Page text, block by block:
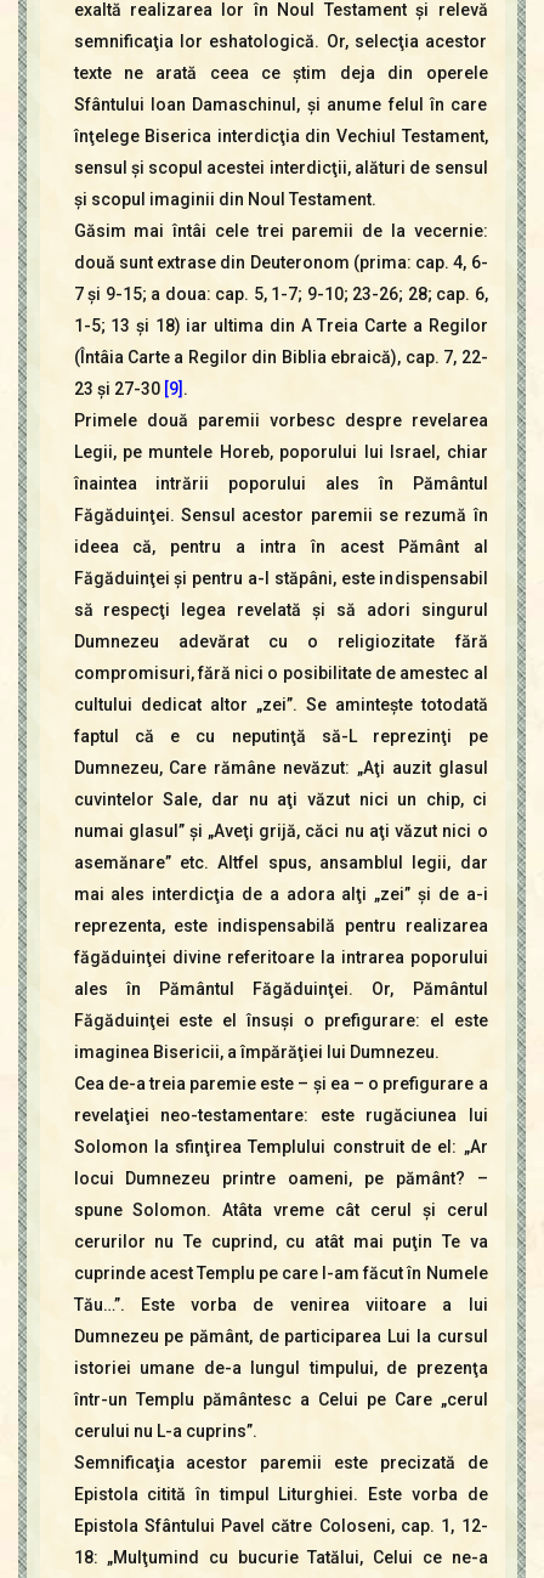
exaltă realizarea lor în Noul Testament şi relevă
semnificaţia lor eshatologică. Or, selecţia acestor
texte ne arată ceea ce ştim deja din operele
Sfântului Ioan Damaschinul, şi anume felul în care
înţelege Biserica interdicţia din Vechiul Testament,
sensul şi scopul acestei interdicţii, alături de sensul
şi scopul imaginii din Noul Testament.
Găsim mai întâi cele trei paremii de la vecernie:
două sunt extrase din Deuteronom (prima: cap. 4, 6-
7 şi 9-15; a doua: cap. 5, 1-7; 9-10; 23-26; 28; cap. 6,
1-5; 13 şi 18) iar ultima din A Treia Carte a Regilor
(Întâia Carte a Regilor din Biblia ebraică), cap. 7, 22-
23 şi 27-30 [9] .
Primele două paremii vorbesc despre revelarea
Legii, pe muntele Horeb, poporului lui Israel, chiar
înaintea intrării poporului ales în Pământul
Făgăduinţei. Sensul acestor paremii se rezumă în
ideea că, pentru a intra în acest Pământ al
Făgăduinţei şi pentru a-l stăpâni, este indispensabil
să respecţi legea revelată şi să adori singurul
Dumnezeu adevărat cu o religiozitate fără
compromisuri, fără nici o posibilitate de amestec al
cultului dedicat altor „zei”. Se aminteşte totodată
faptul că e cu neputinţă să-L reprezinţi pe
Dumnezeu, Care rămâne nevăzut: „Aţi auzit glasul
cuvintelor Sale, dar nu aţi văzut nici un chip, ci
numai glasul” şi „Aveţi grijă, căci nu aţi văzut nici o
asemănare” etc. Altfel spus, ansamblul legii, dar
mai ales interdicţia de a adora alţi „zei” şi de a-i
reprezenta, este indispensabilă pentru realizarea
făgăduinţei divine referitoare la intrarea poporului
ales în Pământul Făgăduinţei. Or, Pământul
Făgăduinţei este el însuşi o prefigurare: el este
imaginea Bisericii, a împărăţiei lui Dumnezeu.
Cea de-a treia paremie este – şi ea – o prefigurare a
revelaţiei neo-testamentare: este rugăciunea lui
Solomon la sfinţirea Templului construit de el: „Ar
locui Dumnezeu printre oameni, pe pământ? –
spune Solomon. Atâta vreme cât cerul şi cerul
cerurilor nu Te cuprind, cu atât mai puţin Te va
cuprinde acest Templu pe care l-am făcut în Numele
Tău…”. Este vorba de venirea viitoare a lui
Dumnezeu pe pământ, de participarea Lui la cursul
istoriei umane de-a lungul timpului, de prezenţa
într-un Templu pământesc a Celui pe Care „cerul
cerului nu L-a cuprins”.
Semnificaţia acestor paremii este precizată de
Epistola citită în timpul Liturghiei. Este vorba de
Epistola Sfântului Pavel către Coloseni, cap. 1, 12-
18: „Mulţumind cu bucurie Tatălui, Celui ce ne-a